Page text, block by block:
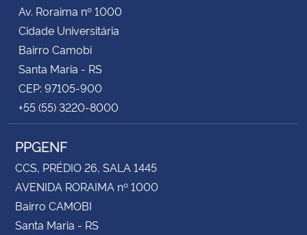
Av. Roraima nº 1000
Cidade Universitária
Bairro Camobi
Santa Maria - RS
CEP: 97105-900
+55 (55) 3220-8000
PPGENF
CCS, PRÉDIO 26, SALA 1445
AVENIDA RORAIMA nº 1000
Bairro CAMOBI
Santa Maria - RS